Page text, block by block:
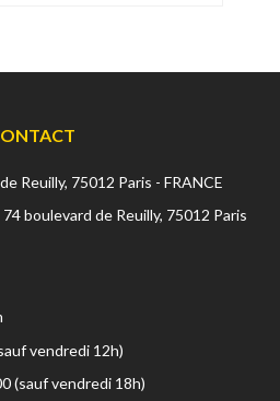
Reuilly, 75012 Paris - FRANCE
boulevard de Reuilly, 75012 Paris
vendredi 12h)
(sauf vendredi 18h)